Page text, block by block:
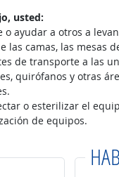
usted:
o ayudar a otros a
las camas, las mesas
de transporte a las
quirófanos y otras
o esterilizar el
de equipos.